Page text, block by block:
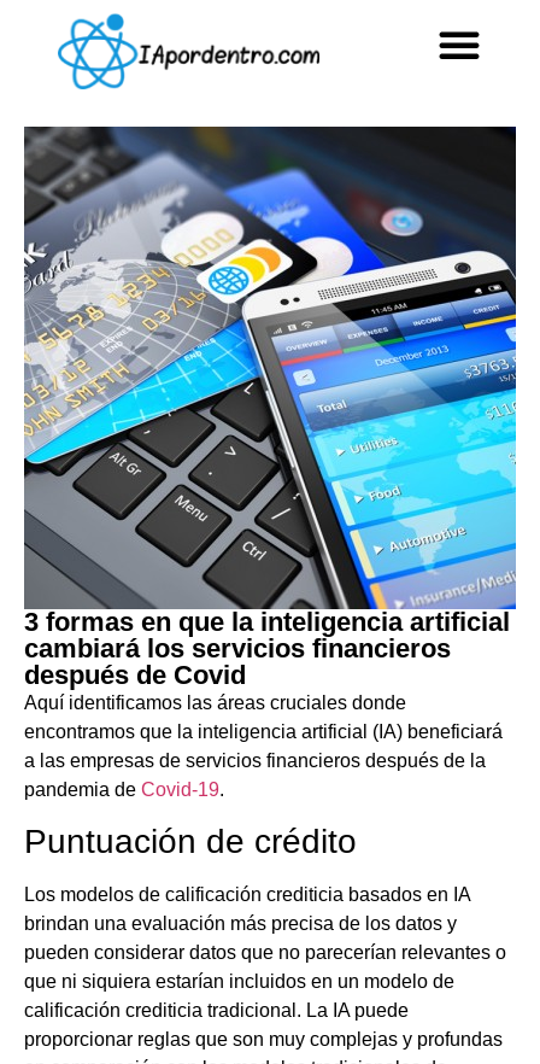
3 formas en que la inteligencia artificial
cambiará los servicios financieros
después de Covid
Aquí identificamos las áreas cruciales donde
encontramos que la inteligencia artificial (IA) beneficiará
a las empresas de servicios financieros después de la
pandemia de Covid-19.
Puntuación de crédito
Los modelos de calificación crediticia basados en IA
brindan una evaluación más precisa de los datos y
pueden considerar datos que no parecerían relevantes o
que ni siquiera estarían incluidos en un modelo de
calificación crediticia tradicional. La IA puede
proporcionar reglas que son muy complejas y profundas